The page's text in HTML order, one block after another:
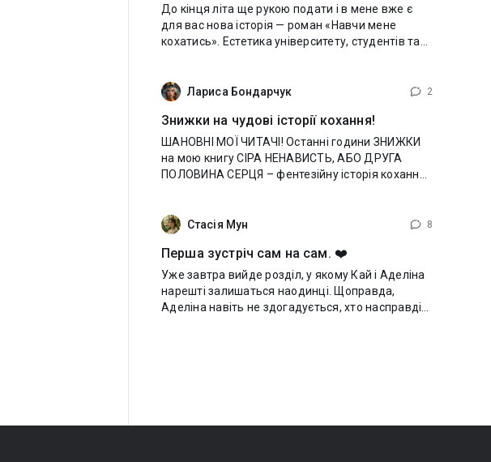
До кінця літа ще рукою подати і в мене вже є
для вас нова історія — роман «Навчи мене
кохатись». Естетика університету, студентів та…
Лариса Бондарчук
2
Знижки на чудові історії кохання!
ШАНОВНІ МОЇ ЧИТАЧІ! Останні години ЗНИЖКИ
на мою книгу СІРА НЕНАВИСТЬ, АБО ДРУГА
ПОЛОВИНА СЕРЦЯ – фентезійну історія кохання,
неповноцінною,
Стасія Мун 8
Перша зустріч сам на сам. ❤️
Уже завтра вийде розділ, у якому Кай і Аделіна
нарешті залишаться наодинці. Щоправда,
Аделіна навіть не здогадується, хто насправді